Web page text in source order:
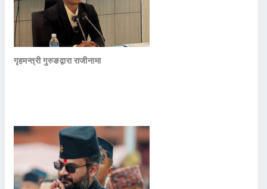
गृहमन्त्री गुरुङद्वारा राजीनामा